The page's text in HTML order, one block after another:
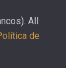
All
de